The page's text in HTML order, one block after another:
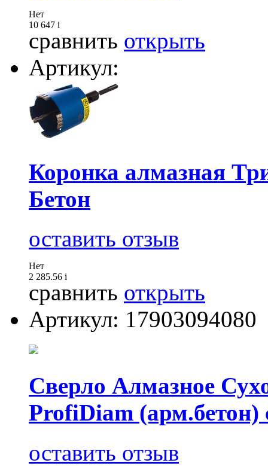
Нет
10 647 i
сравнить открыть
Артикул:
Коронка алмазная
Бетон
оставить отзыв
Нет
2 285.56 i
сравнить открыть
Артикул: 17903094080
Сверло Алмазное
ProfiDiam (арм.бетон)
оставить отзыв